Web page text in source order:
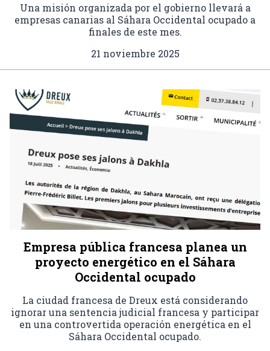
Una misión organizada por el gobierno llevará a
empresas canarias al Sáhara Occidental ocupado a
finales de este mes.
21 noviembre 2025
Empresa pública francesa planea un
proyecto energético en el Sáhara
Occidental ocupado
La ciudad francesa de Dreux está considerando
ignorar una sentencia judicial francesa y participar
en una controvertida operación energética en el
Sáhara Occidental ocupado.